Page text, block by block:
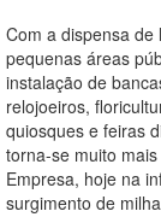
Com a dispensa
pequenas áreas
instalação de
relojoeiros,
quiosques e feiras
torna-se muito
Empresa, hoje na
surgimento de